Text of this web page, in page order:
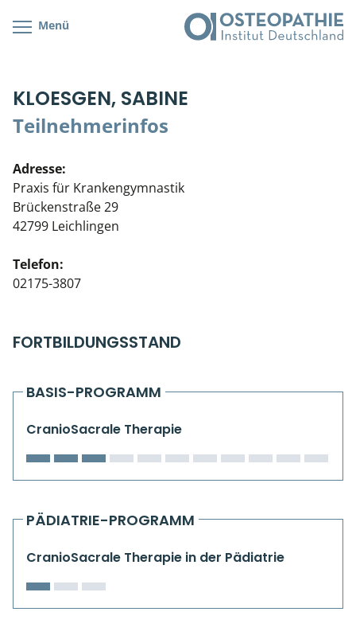
Menü
KLOESGEN, SABINE
Teilnehmerinfos
Adresse:
Praxis für Krankengymnastik
Brückenstraße 29
42799 Leichlingen
Telefon:
02175-3807
FORTBILDUNGSSTAND
BASIS-PROGRAMM
CranioSacrale Therapie
PÄDIATRIE-PROGRAMM
CranioSacrale Therapie in der Pädiatrie
Cranial/Neurale Osteopathie
Parietale Osteopathie
Viszerale Osteopathie
Klinische & Praktische Kurse
Live Online-Kurse
Kursorte mit Kursangeboten
Bonus-Programm
Veranstaltungsticket DB
Wissenswertes
Teilnehmerliste
Stellenbörse
Soziales Engagement